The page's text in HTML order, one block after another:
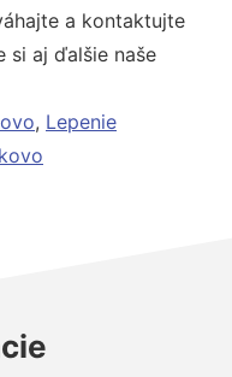
a kontaktujte
si aj ďalšie naše
, Lepenie